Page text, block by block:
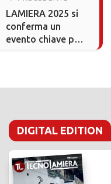
LAMIERA 2025 si
conferma un
evento chiave per
DIGITAL EDITION